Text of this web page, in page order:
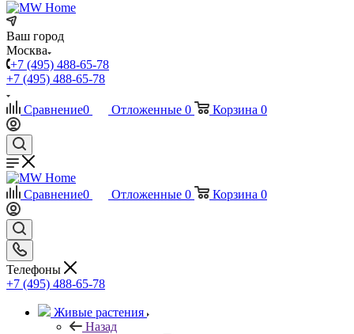
Ваш город
Москва
+7 (495) 488-65-78
+7 (495) 488-65-78
Сравнение0 Отложенные 0 Корзина 0
Сравнение0 Отложенные 0 Корзина 0
Телефоны
+7 (495) 488-65-78
Живые растения
Назад